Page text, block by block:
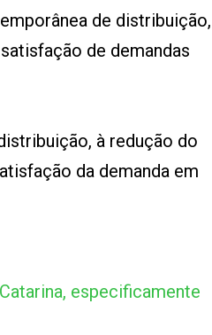
de distribuição,
de demandas
à redução do
da demanda em
especificamente